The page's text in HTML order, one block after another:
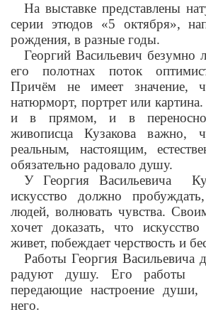
На выставке представлены
серии этюдов «5 октября»,
рождения, в разные годы.
Георгий Васильевич безумно
его полотнах поток
Причём не имеет значение,
натюрморт, портрет или картина.
и в прямом, и в
живописца Кузаковаважно,
реальным, настоящим,
обязательно радовало душу.
У Георгия Васильевича
искусство должно
людей, волновать чувства.
хочет доказать, что
живет, побеждает черствость и
Работы Георгия Васильевича
радуют душу. Его работы
передающие настроение души,
него.